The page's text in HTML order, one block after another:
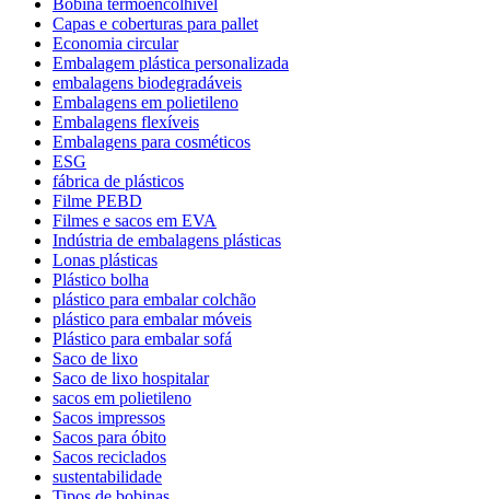
Bobina termoencolhível
Capas e coberturas para pallet
Economia circular
Embalagem plástica personalizada
embalagens biodegradáveis
Embalagens em polietileno
Embalagens flexíveis
Embalagens para cosméticos
ESG
fábrica de plásticos
Filme PEBD
Filmes e sacos em EVA
Indústria de embalagens plásticas
Lonas plásticas
Plástico bolha
plástico para embalar colchão
plástico para embalar móveis
Plástico para embalar sofá
Saco de lixo
Saco de lixo hospitalar
sacos em polietileno
Sacos impressos
Sacos para óbito
Sacos reciclados
sustentabilidade